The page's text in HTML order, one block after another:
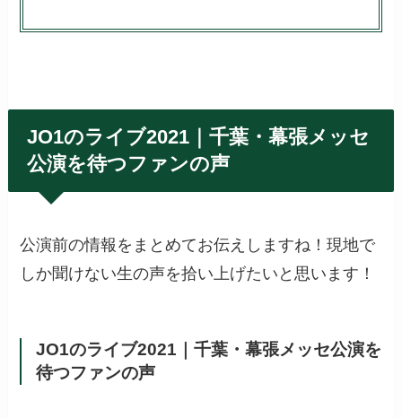
JO1のライブ2021｜千葉・幕張メッセ
公演を待つファンの声
公演前の情報をまとめてお伝えしますね！現地で
しか聞けない生の声を拾い上げたいと思います！
JO1のライブ2021｜千葉・幕張メッセ公演を
待つファンの声